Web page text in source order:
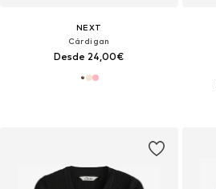
NEXT
Cárdigan
Desde 24,00€